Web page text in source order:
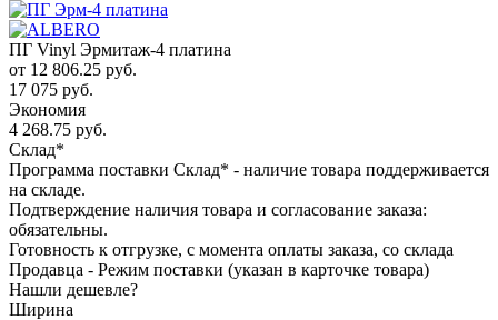
ПГ Vinyl Эрмитаж-4 платина
от 12 806.25 руб.
17 075 руб.
Экономия
4 268.75 руб.
Склад*
Программа поставки Склад* - наличие товара поддерживается
на складе.
Подтверждение наличия товара и согласование заказа:
обязательны.
Готовность к отгрузке, с момента оплаты заказа, со склада
Продавца - Режим поставки (указан в карточке товара)
Нашли дешевле?
Ширина